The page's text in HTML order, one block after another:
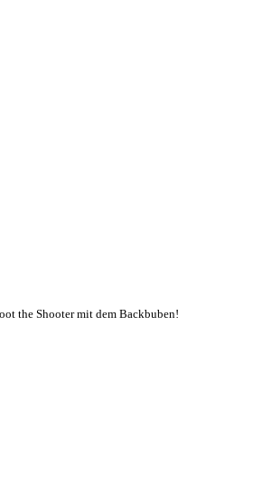
the Shooter mit dem Backbuben!